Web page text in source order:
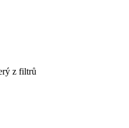
z filtrů